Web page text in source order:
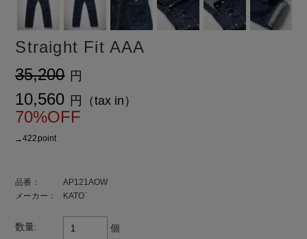
Straight Fit AAA
¥35,200
¥10,560
70%OFF
還元 422
品番：
AP121AOW
メーカー：
KATO`
数量: 個